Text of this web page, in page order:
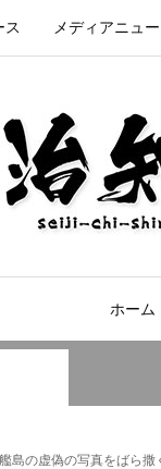
ス メディアニュ
ホーム
島の虚偽の写真をばら